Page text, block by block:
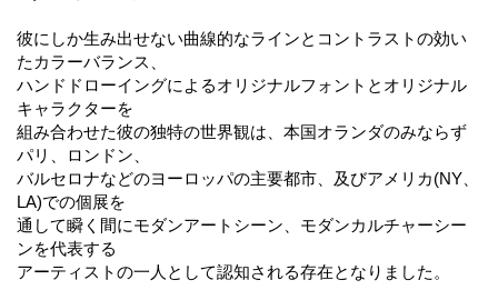
彼にしか生み出せない曲線的なラインとコントラストの効い
たカラーバランス、
ハンドドローイングによるオリジナルフォントとオリジナル
キャラクターを
組み合わせた彼の独特の世界観は、本国オランダのみならず
パリ、ロンドン、
バルセロナなどのヨーロッパの主要都市、及びアメリカ(NY、
LA)での個展を
通して瞬く間にモダンアートシーン、モダンカルチャーシー
ンを代表する
アーティストの一人として認知される存在となりました。